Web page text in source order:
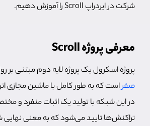
شرکت در ایردراپ Scroll را آموزش دهیم.
معرفی پروژه Scroll
پروژه اسکرول یک پروژه لایه دوم مبتنی بر
صفراست که به طور کامل با ماشین مجازی
در این شبکه با تولید یک اثبات منفرد و
تراکنش‌ها تایید می‌شود که به معنی